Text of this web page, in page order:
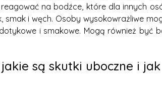
na bodźce, które dla innych
smak i węch. Osoby wysokowrażliwe
i smakowe. Mogą również być
są skutki uboczne i